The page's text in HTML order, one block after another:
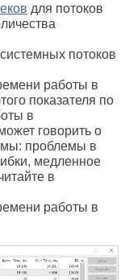
для потоков
потоков
работы в
показателя по
в
говорить о
проблемы в
медленное
в
работы в